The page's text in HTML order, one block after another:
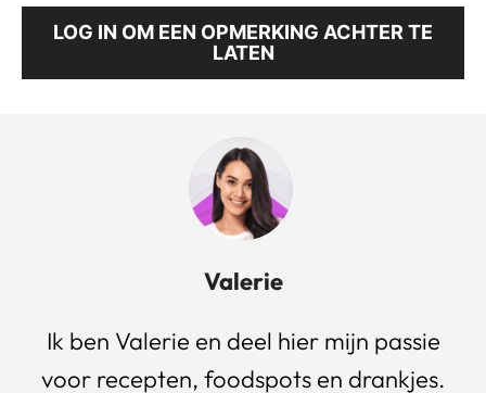
LOG IN OM EEN OPMERKING ACHTER TE
LATEN
Valerie
Ik ben Valerie en deel hier mijn passie
voor recepten, foodspots en drankjes.